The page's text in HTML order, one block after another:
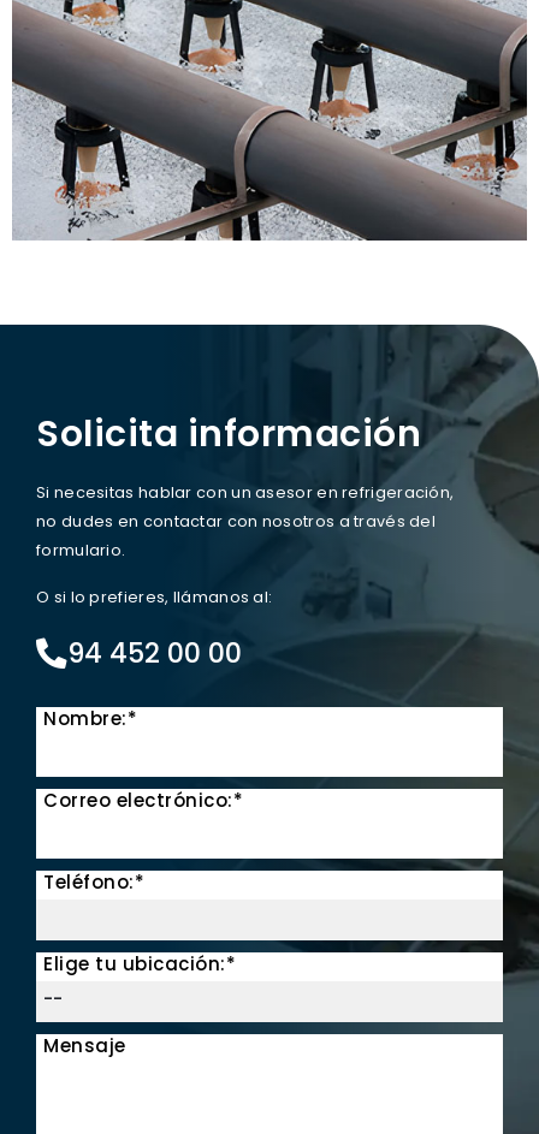
Solicita información
Si necesitas hablar con un asesor en refrigeración,
no dudes en contactar con nosotros a través del
formulario.
O si lo prefieres, llámanos al:
94 452 00 00
Nombre:*
Correo electrónico:*
Teléfono:*
Elige tu ubicación:*
Mensaje